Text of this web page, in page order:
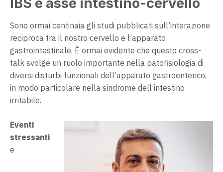
Sono ormai centinaia gli studi pubblicati sull’interazione
reciproca tra il nostro cervello e l’apparato
gastrointestinale. È ormai evidente che questo cross-
talk svolge un ruolo importante nella patofisiologia di
diversi disturbi funzionali dell’apparato gastroenterico,
in modo particolare nella sindrome dell’intestino
irritabile.
Eventi
stressanti
e